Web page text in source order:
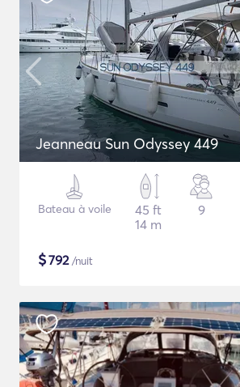
Jeanneau Sun Odyssey 449
Bateau à voile
45 ft
14 m
9
$792/nuit